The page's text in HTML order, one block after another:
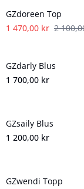
GZdoreen Top
1 470,00 kr 2
Nyhet
GZdarly Blus
1 700,00 kr
Nyhet
GZsaily Blus
1 200,00 kr
GZwendi Topp